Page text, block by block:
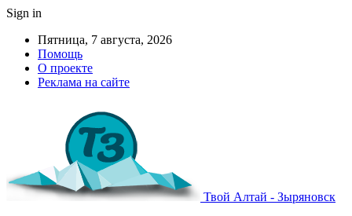
Sign in
Пятница, 7 августа, 2026
Помощь
О проекте
Реклама на сайте
Твой Алтай - Зыряновск